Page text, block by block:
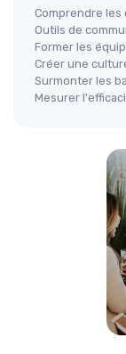
Comprendre les
Outils de
Former les
Créer une
Surmonter les
Mesurer